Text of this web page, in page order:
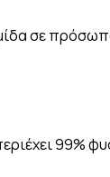
σε
99%